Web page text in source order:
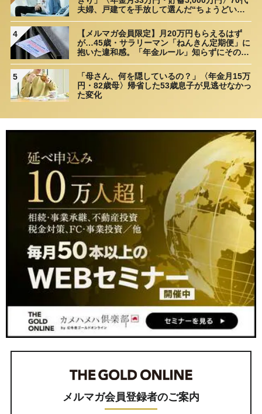
夫婦、戸建てを手放して選んだ“ちょうどいい
4
【メルマガ会員限定】月20万円もらえるはず
が…45歳・サラリーマン「ねんきん定期便」に
抱いた違和感。「年金ルール」知らずにそのま
然「何かの間違いでは？」
5
「母さん、何を隠しているの？」〈年金月15万
円・82歳母〉帰省した53歳息子が見逃せなかっ
た変化
メルマガ会員登録者のご案内